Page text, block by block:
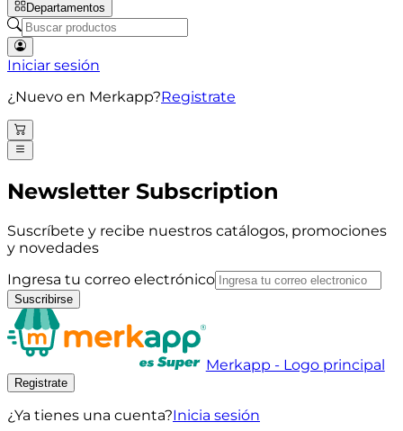
Departamentos
Iniciar sesión
¿Nuevo en Merkapp?Registrate
Newsletter Subscription
Suscríbete y recibe nuestros catálogos, promociones
y novedades
Ingresa tu correo electrónico
Suscribirse
Merkapp - Logo principal
Registrate
¿Ya tienes una cuenta?Inicia sesión